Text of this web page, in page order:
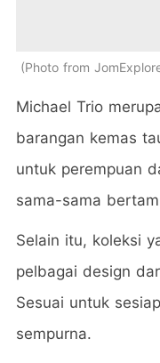
Photo from
Michael Trio
barangan kemas
untuk perempuan
sama-sama
Selain itu, koleksi
pelbagai design
Sesuai untuk
sempurna.